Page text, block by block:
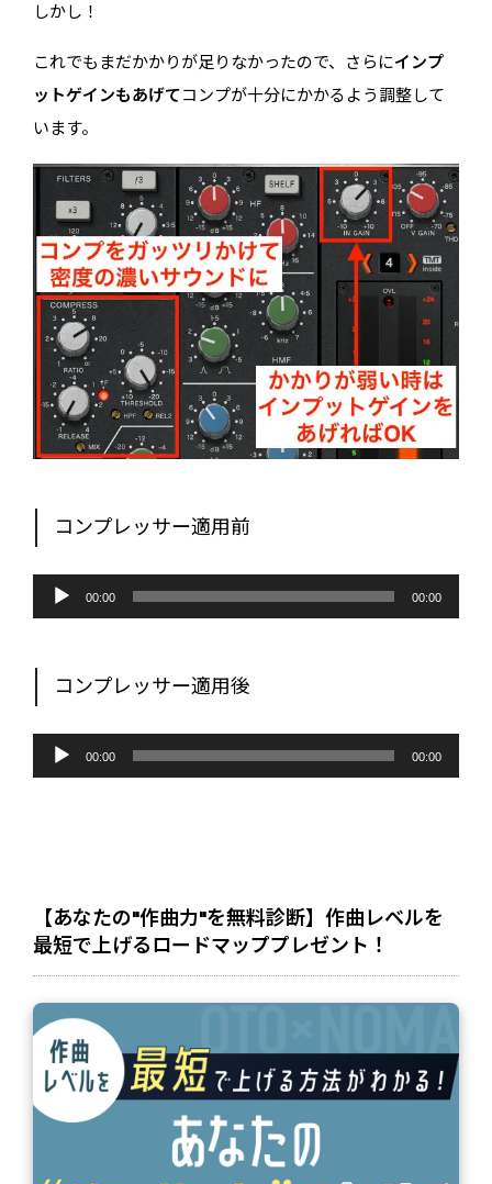
しかし！
これでもまだかかりが足りなかったので、さらにインプ
ットゲインもあげてコンプが十分にかかるよう調整して
います。
コンプレッサー適用前
音
プ
ヤ
00:00 00:00
コンプレッサー適用後
音
プ
00:00 00:00
【あなたの"作曲力"を無料診断】作曲レベルを
最短で上げるロードマッププレゼント！